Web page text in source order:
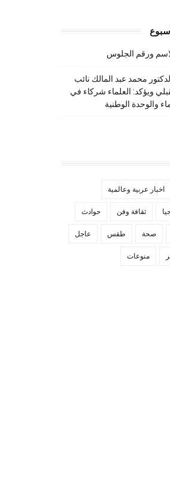
محمد عبد المالك نائب
ويؤكد: العلماء شركاء في
والوحدة الوطنية
اخبار عربية وعالمية
ثقافة وفن حوادث
صحة طقس عاجل
منوعات